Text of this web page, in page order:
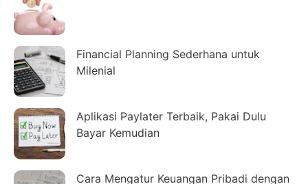
Financial Planning Sederhana untuk
Milenial
Aplikasi Paylater Terbaik, Pakai Dulu
Bayar Kemudian
Cara Mengatur Keuangan Pribadi dengan